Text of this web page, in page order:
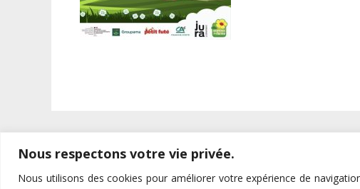
Nous respectons votre vie privée.
Nous utilisons des cookies pour améliorer votre expérience de
Site réalisé parLiraCom -Création de sites Internetet community